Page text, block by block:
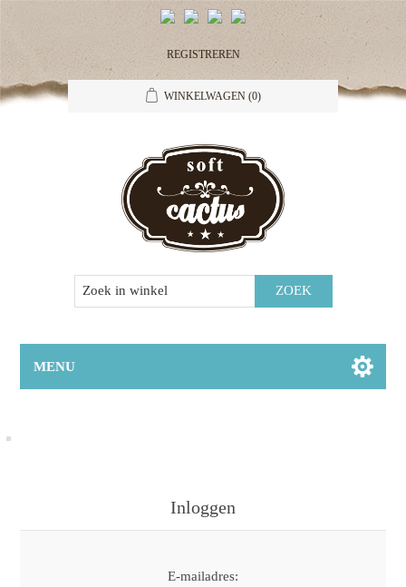
REGISTREREN
WINKELWAGEN (0)
MENU
Inloggen
E-mailadres: